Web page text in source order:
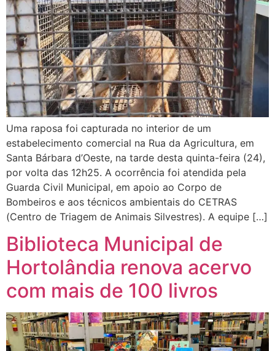
Uma raposa foi capturada no interior de um
estabelecimento comercial na Rua da Agricultura, em
Santa Bárbara d’Oeste, na tarde desta quinta-feira (24),
por volta das 12h25. A ocorrência foi atendida pela
Guarda Civil Municipal, em apoio ao Corpo de
Bombeiros e aos técnicos ambientais do CETRAS
(Centro de Triagem de Animais Silvestres). A equipe […]
Biblioteca Municipal de
Hortolândia renova acervo
com mais de 100 livros